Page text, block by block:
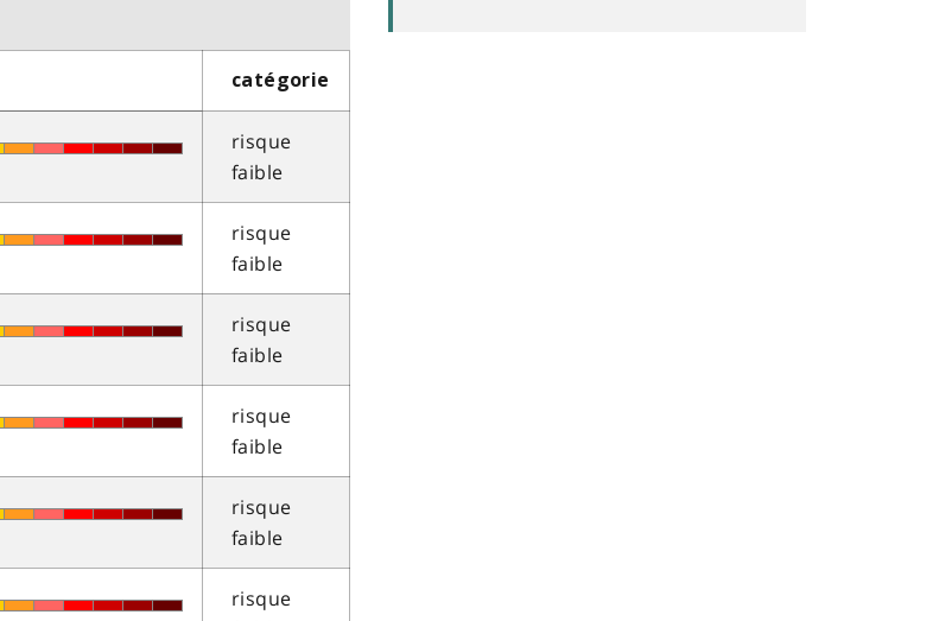
catégorie
risque
faible
risque
faible
risque
faible
risque
faible
risque
faible
risque